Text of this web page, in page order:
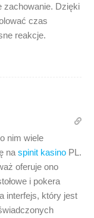
zachowanie. Dzięki
czas
reakcje.
nim wiele
na spinit kasino PL.
oferuje ono
i pokera
interfejs, który jest